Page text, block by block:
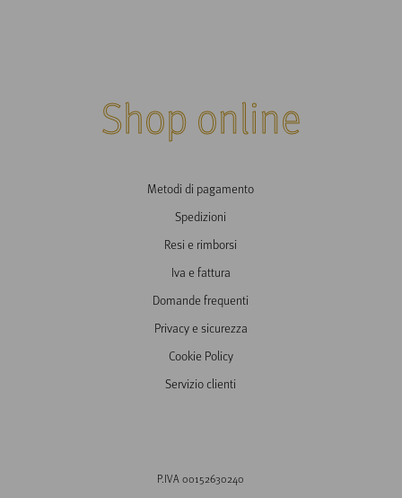
Shop online
Metodi di pagamento
Spedizioni
Resi e rimborsi
Iva e fattura
Domande frequenti
Privacy e sicurezza
Cookie Policy
Servizio clienti
P.IVA 00152630240